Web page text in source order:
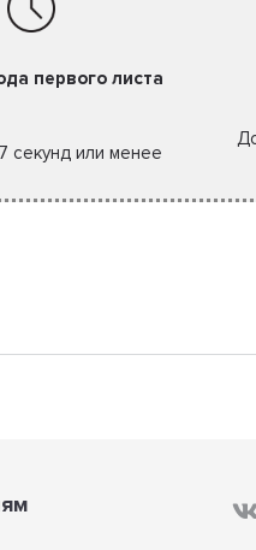
первого листа
секунд или менее